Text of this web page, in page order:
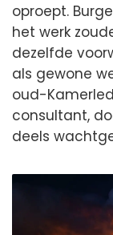
oproept.
het werk
dezelfde
als gewone
oud-
consultant,
deels